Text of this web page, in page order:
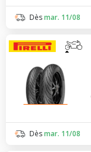
Dèsmar. 11/08
Dèsmar. 11/08